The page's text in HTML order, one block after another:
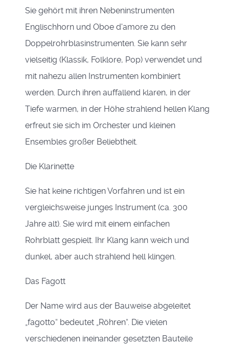
Sie gehört mit ihren Nebeninstrumenten
Englischhorn und Oboe d'amore zu den
Doppelrohrblasinstrumenten. Sie kann sehr
vielseitig (Klassik, Folklore, Pop) verwendet und
mit nahezu allen Instrumenten kombiniert
werden. Durch ihren auffallend klaren, in der
Tiefe warmen, in der Höhe strahlend hellen Klang
erfreut sie sich im Orchester und kleinen
Ensembles großer Beliebtheit.
Die Klarinette
Sie hat keine richtigen Vorfahren und ist ein
vergleichsweise junges Instrument (ca. 300
Jahre alt). Sie wird mit einem einfachen
Rohrblatt gespielt. Ihr Klang kann weich und
dunkel, aber auch strahlend hell klingen.
Das Fagott
Der Name wird aus der Bauweise abgeleitet
„fagotto“ bedeutet „Röhren“. Die vielen
verschiedenen ineinander gesetzten Bauteile